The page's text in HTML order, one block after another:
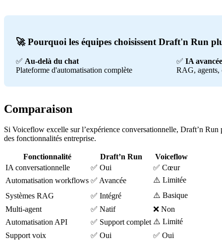
🚀 Pourquoi les équipes choisissent Draft'n Run
✅ Au-delà du chat
Plateforme d'automatisation complète
✅ IA avancée
RAG, agents,
Comparaison
Si Voiceflow excelle sur l’expérience conversationnelle, Draft’n
des fonctionnalités entreprise.
Fonctionnalité Draft’n Run
Voiceflow
IA conversationnelle
✅ Oui
✅ Cœur
Automatisation workflows ✅ Avancée
⚠️ Limitée
Systèmes RAG
✅ Intégré
⚠️ Basique
Multi-agent
✅ Natif
❌ Non
Automatisation API
✅ Support complet ⚠️ Limité
Support voix
✅ Oui ✅ Oui